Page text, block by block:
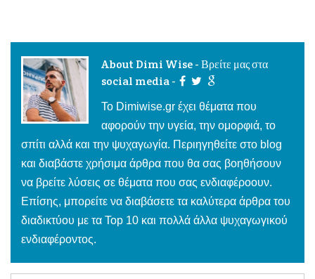
About Dimi Wise - Βρείτε μας στα
social media -
To Dimiwise.gr έχει θέματα που
αφορούν την υγεία, την ομορφιά, το
σπίτι αλλά και την ψυχαγωγία. Περιηγηθείτε στο blog
και διαβάστε χρήσιμα άρθρα που θα σας βοηθήσουν
να βρείτε λύσεις σε θέματα που σας ενδιαφέροουν.
Επίσης, μπορείτε να διαβάσετε τα καλύτερα άρθρα του
διαδικτύου με τα Top 10 και πολλά άλλα ψυχαγωγικού
ενδιαφέροντος.